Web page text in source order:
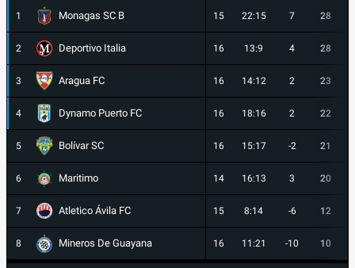
1 Monagas SC B 15 22:15 7 28
2 Deportivo Italia 16 13:9 4 28
3 Aragua FC 16 14:12 2 23
4 Dynamo Puerto FC 16 18:16 2 22
5 Bolívar SC 16 15:17 -2 21
6 Maritimo 14 16:13 3 20
7 Atletico Ávila FC 15 8:14 -6 12
8 Mineros De Guayana 16 11:21 -10 10